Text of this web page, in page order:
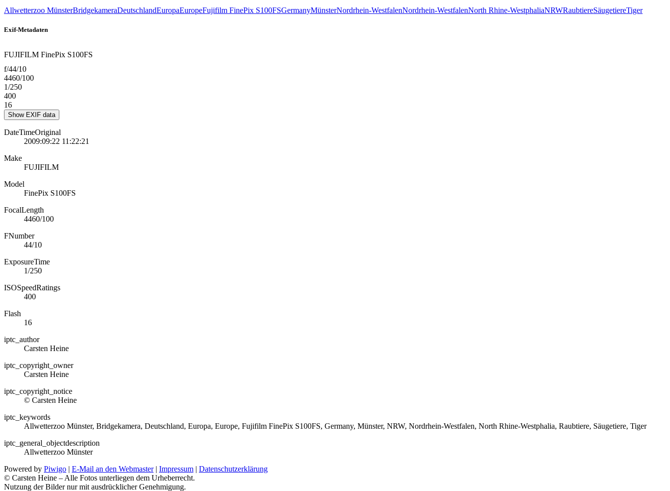
Allwetterzoo MünsterBridgekameraDeutschlandEuropaEuropeFujifilm FinePix S100FSGermanyMünsterNordrhein-WestfalenNordrhein-WestfalenNorth Rhine‑WestphaliaNRWRaubtiereSäugetiereTiger
Exif-Metadaten
FUJIFILM FinePix S100FS
f/44/10
4460/100
1/250
400
16
Show EXIF data
DateTimeOriginal
2009:09:22 11:22:21
Make
FUJIFILM
Model
FinePix S100FS
FocalLength
4460/100
FNumber
44/10
ExposureTime
1/250
ISOSpeedRatings
400
Flash
16
iptc_author
Carsten Heine
iptc_copyright_owner
Carsten Heine
iptc_copyright_notice
© Carsten Heine
iptc_keywords
Allwetterzoo Münster, Bridgekamera, Deutschland, Europa, Europe, Fujifilm FinePix S100FS, Germany, Münster, NRW, Nordrhein-Westfalen, North Rhine‑Westphalia, Raubtiere, Säugetiere, Tiger
iptc_general_objectdescription
Allwetterzoo Münster
Powered by Piwigo | E-Mail an den Webmaster | Impressum | Datenschutzerklärung
© Carsten Heine – Alle Fotos unterliegen dem Urheberrecht.
Nutzung der Bilder nur mit ausdrücklicher Genehmigung.